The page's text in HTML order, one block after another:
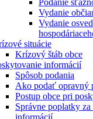
Podanie
Vydanie
Vydanie
situácie
Krízový štáb obce
informácií
Spôsob podania
Ako podať opravný
Postup obce pri
Správne poplatky
informácií